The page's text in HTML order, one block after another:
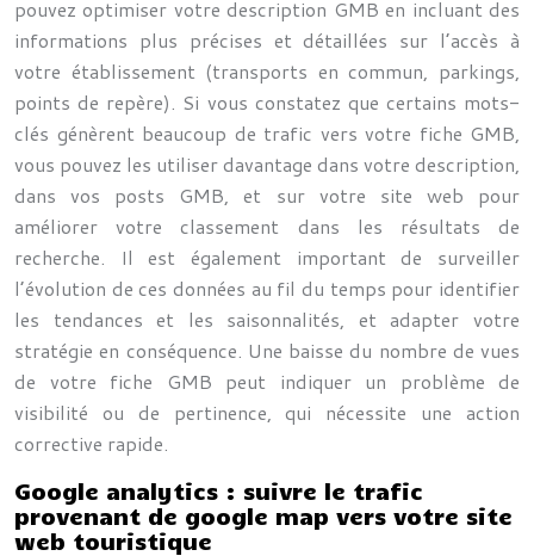
pouvez optimiser votre description GMB en incluant des
informations plus précises et détaillées sur l’accès à
votre établissement (transports en commun, parkings,
points de repère). Si vous constatez que certains mots-
clés génèrent beaucoup de trafic vers votre fiche GMB,
vous pouvez les utiliser davantage dans votre description,
dans vos posts GMB, et sur votre site web pour
améliorer votre classement dans les résultats de
recherche. Il est également important de surveiller
l’évolution de ces données au fil du temps pour identifier
les tendances et les saisonnalités, et adapter votre
stratégie en conséquence. Une baisse du nombre de vues
de votre fiche GMB peut indiquer un problème de
visibilité ou de pertinence, qui nécessite une action
corrective rapide.
Google analytics : suivre le trafic
provenant de google map vers votre site
web touristique